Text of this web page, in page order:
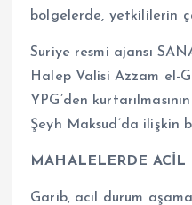
bölgelerde, yetkililerin
Suriye resmi ajansı
Halep Valisi Azzam el-
YPG’den
Şeyh Maksud’da ilişkin
MAHALELERDE ACİL
Garib, acil durum